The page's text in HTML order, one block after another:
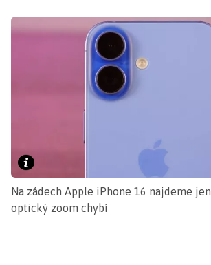
Na zádech Apple iPhone 16 najdeme
optický zoom chybí